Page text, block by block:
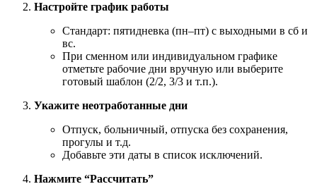
Настройте график работы
Стандарт: пятидневка (пн–пт) с выходными в сб и
вс.
При сменном или индивидуальном графике
отметьте рабочие дни вручную или выберите
готовый шаблон (2/2, 3/3 и т.п.).
Укажите неотработанные дни
Отпуск, больничный, отпуска без сохранения,
прогулы и т.д.
Добавьте эти даты в список исключений.
Нажмите “Рассчитать”